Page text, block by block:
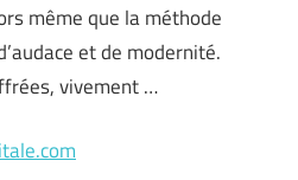
même que la méthode
et de modernité.
vivement …